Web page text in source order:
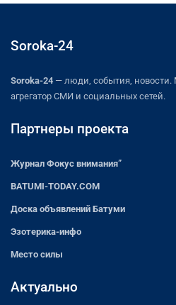
Soroka-24
Soroka-24 — люди, события,
агрегатор СМИ и социальных сетей.
Партнеры проекта
Журнал Фокус внимания”
BATUMI-TODAY.COM
Доска объявлений Батуми
Эзотерика-инфо
Место силы
Актуально